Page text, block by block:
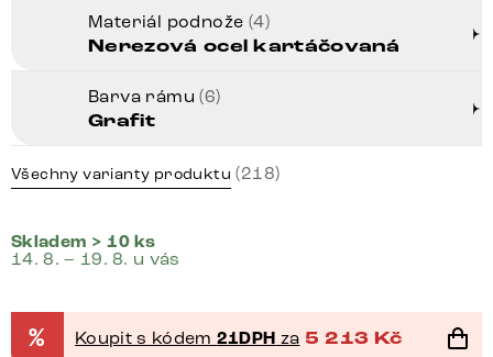
Materiál podnože (4)
Nerezová ocel kartáčovaná
Barva rámu(6)
Grafit
Všechny varianty produktu (218)
Skladem > 10 ks
14. 8. – 19. 8. u vás
% Koupit s kódem 21DPH za 5 213 Kč